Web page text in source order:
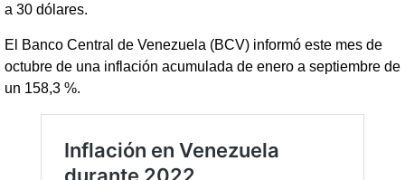
a 30 dólares.
El Banco Central de Venezuela (BCV) informó este mes de
octubre de una inflación acumulada de enero a septiembre de
un 158,3 %.